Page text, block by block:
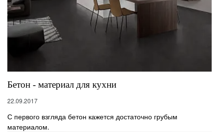
Бетон - материал для кухни
22.09.2017
С первого взгляда бетон кажется достаточно грубым
материалом.